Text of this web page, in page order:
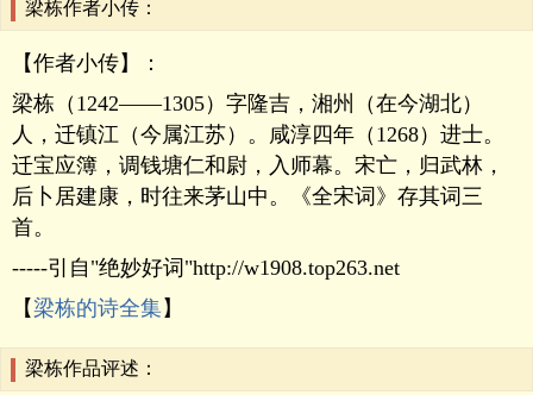
梁栋作者小传：
【作者小传】：
梁栋（1242——1305）字隆吉，湘州（在今湖北）
人，迁镇江（今属江苏）。咸淳四年（1268）进士。
迁宝应簿，调钱塘仁和尉，入师幕。宋亡，归武林，
后卜居建康，时往来茅山中。《全宋词》存其词三
首。
-----引自"绝妙好词"http://w1908.top263.net
【梁栋的诗全集】
梁栋作品评述：